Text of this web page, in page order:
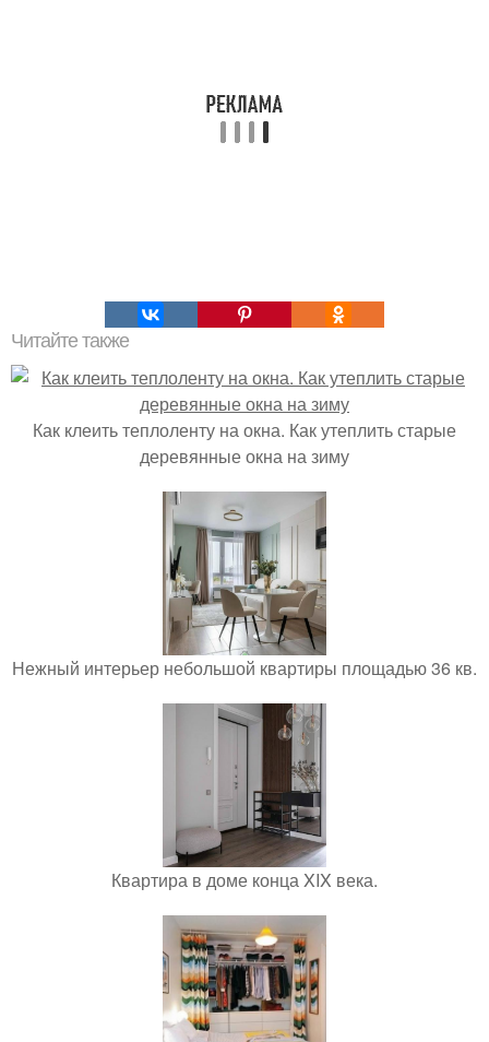
Читайте также
Как клеить теплоленту на окна. Как утеплить старые
деревянные окна на зиму
Нежный интерьер небольшой квартиры площадью 36 кв.
Квартира в доме конца XIX века.